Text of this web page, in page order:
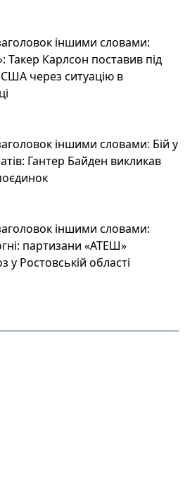
іншими словами:
Такер Карлсон поставив під
США через ситуацію в
іншими словами: Бій у
Гантер Байден викликав
іншими словами:
партизани «АТЕШ»
Ростовській області